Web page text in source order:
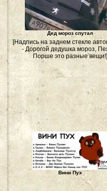
Дед мороз спутал
[Надпись на заднем стекле
- Дорогой дедушка мороз,
Порше это разные вещи!]
Вини Пух